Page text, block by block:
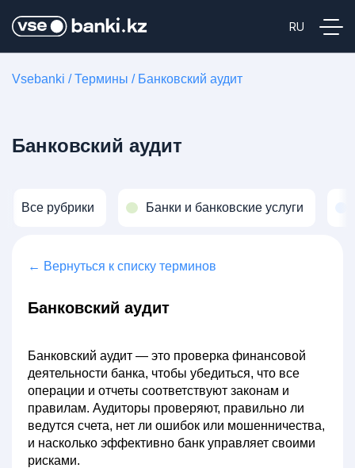
Vsebanki /Термины / Банковский аудит
Банковский аудит
Все рубрики Банки и банковские услуги
← Вернуться к списку терминов
Банковский аудит
Банковский аудит — это проверка финансовой
деятельности банка, чтобы убедиться, что все
операции и отчеты соответствуют законам и
правилам. Аудиторы проверяют, правильно ли
ведутся счета, нет ли ошибок или мошенничества,
и насколько эффективно банк управляет своими
рисками.